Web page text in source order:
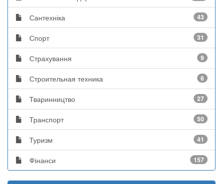
Сантехніка 43
Спорт 31
Страхування 9
Строительная техника 6
Тваринництво 27
Транспорт 50
Туризм 41
Фінанси 157